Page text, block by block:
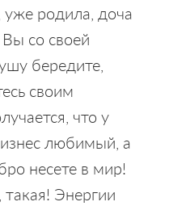
родила, доча
со своей
бередите,
своим
что у
любимый, а
несете в мир!
Энергии